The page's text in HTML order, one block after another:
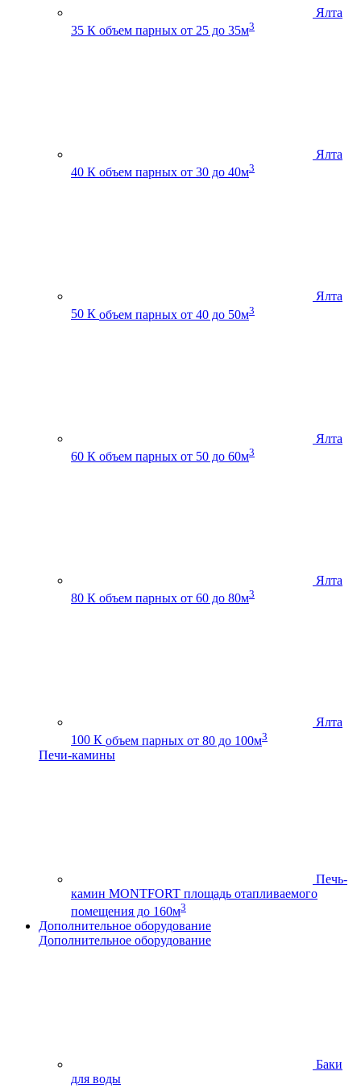
Ялта
35 К объем парных от 25 до 35м3
Ялта
40 К объем парных от 30 до 40м3
Ялта
50 К объем парных от 40 до 50м3
Ялта
60 К объем парных от 50 до 60м3
Ялта
80 К объем парных от 60 до 80м3
Ялта
100 К объем парных от 80 до 100м3
Печи-камины
Печь-
камин MONTFORT площадь отапливаемого
помещения до 160м3
Дополнительное оборудование
Дополнительное оборудование
Баки
для воды